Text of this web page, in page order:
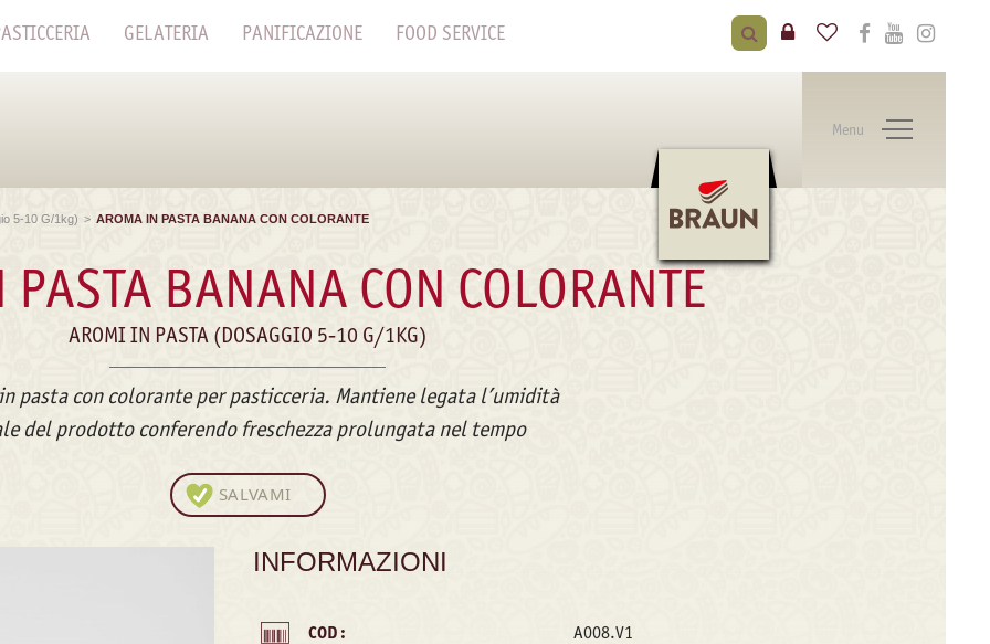
GELATERIA PANIFICAZIONE FOOD SERVICE
Menu
5-10 G/1kg) > AROMA IN PASTA BANANA CON COLORANTE
BANANA CON COLORANTE
AROMI IN PASTA (DOSAGGIO 5-10 G/1KG)
pasta con colorante per pasticceria. Mantiene legata l’umidità
del prodotto conferendo freschezza prolungata nel tempo
SALVAMI
INFORMAZIONI
COD : A008.V1